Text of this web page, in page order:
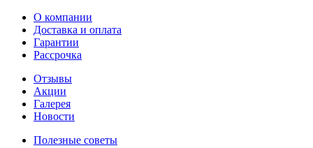
О компании
Доставка и оплата
Гарантии
Рассрочка
Отзывы
Акции
Галерея
Новости
Полезные советы